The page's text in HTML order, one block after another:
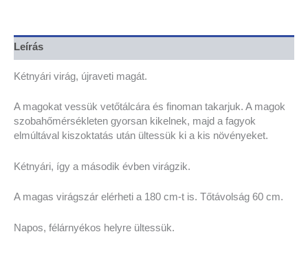
Leírás
Kétnyári virág, újraveti magát.
A magokat vessük vetőtálcára és finoman takarjuk. A magok
szobahőmérsékleten gyorsan kikelnek, majd a fagyok
elmúltával kiszoktatás után ültessük ki a kis növényeket.
Kétnyári, így a második évben virágzik.
A magas virágszár elérheti a 180 cm-t is. Tőtávolság 60 cm.
Napos, félárnyékos helyre ültessük.